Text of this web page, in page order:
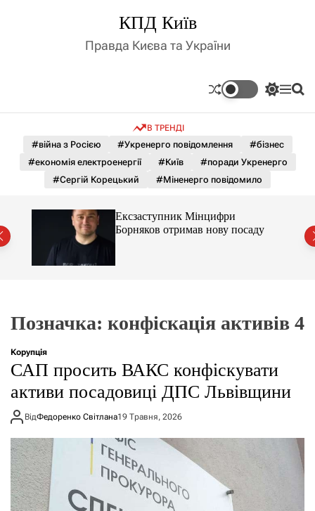
д
у
КПД Київ
Правда Києва та України
П
м
к
а
л
ь
о
р
и
у
М П
В ТРЕНДІ
#війна з Росією #Укренерго повідомлення
#бізнес
#економія електроенергії
#Київ
#поради Укренерго
#Сергій Корецький
#Міненерго повідомило
Ексзаступник Мінцифри
Борняков отримав нову посаду
Позначка: конфіскація активів 4
Корупція
САП просить ВАКС конфіскувати
активи посадовиці ДПС Львівщини
ВідФедоренко Світлана19 Травня, 2026